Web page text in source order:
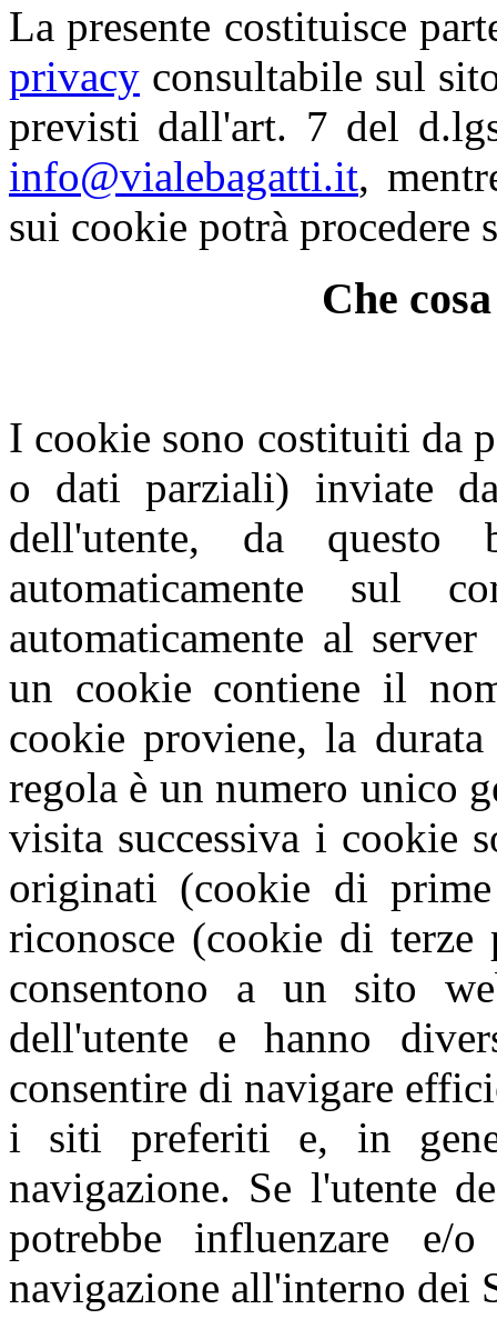
La presente costituisce
privacy consultabile sul
previsti dall'art. 7 del
info@vialebagatti.it,
sui cookie potrà procedere
Che
I cookie sono costituiti da
o dati parziali) inviate
dell'utente, da questo
automaticamente sul
automaticamente al
un cookie contiene il
cookie proviene, la
regola è un numero unico
visita successiva i cookie
originati (cookie di
riconosce (cookie di
consentono a un sito
dell'utente e hanno
consentire di navigare
i siti preferiti e, in
navigazione. Se l'utente
potrebbe influenzare e/
navigazione all'interno dei